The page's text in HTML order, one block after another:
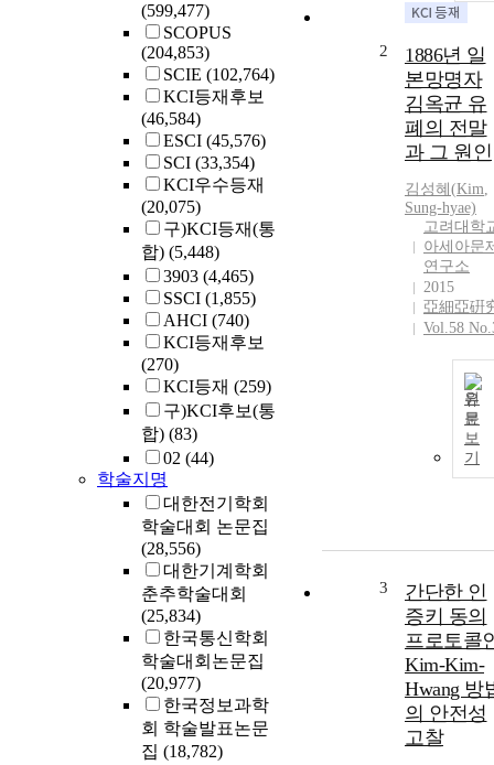
(599,477)
SCOPUS
(204,853)
SCIE (102,764)
KCI등재후보
(46,584)
ESCI (45,576)
SCI (33,354)
KCI우수등재
(20,075)
구)KCI등재(통
합) (5,448)
3903 (4,465)
SSCI (1,855)
AHCI (740)
KCI등재후보
(270)
KCI등재 (259)
구)KCI후보(통
합) (83)
02 (44)
학술지명
대한전기학회
학술대회 논문집
(28,556)
대한기계학회
춘추학술대회
(25,834)
한국통신학회
학술대회논문집
(20,977)
한국정보과학
회 학술발표논문
집 (18,782)
2
1886년 일
본망명자
김옥균 유
폐의 전말
과 그 원인
김성혜(Kim,
Sung-hyae)
고려대학
아세아문
연구소
2015
亞細亞硏
Vol.58
원
문
보
기
3
간단한 인
증키 동의
프로토콜
Kim-Kim-
Hwang 방
의 안전성
고찰